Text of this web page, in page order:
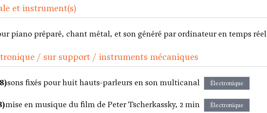
et instrument(s)
piano préparé, chant métal, et son généré par ordinateur en temps réel
/ sur support / instruments mécaniques
sons fixés pour huit hauts-parleurs en son multicanal Électronique
mise en musique du film de Peter Tscherkassky, 2 min Électronique